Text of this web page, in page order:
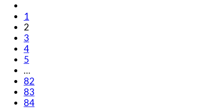
399฿.
1
2
3
4
5
…
82
83
84